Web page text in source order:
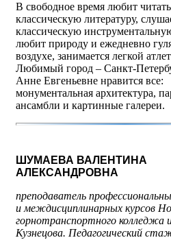
В свободное время любит
классическую литературу,
классическую
любит природу и ежедневно
воздухе, занимается легкой
Любимый город – Санкт-
Анне Евгеньевне нравится все:
монументальная архитектура,
ансамбли и картинные галереи.
ШУМАЕВА ВАЛЕНТИНА
АЛЕКСАНДРОВНА
преподаватель
и междисциплинарных курсов
горнотранспортного колледжа
Кузнецова. Педагогический